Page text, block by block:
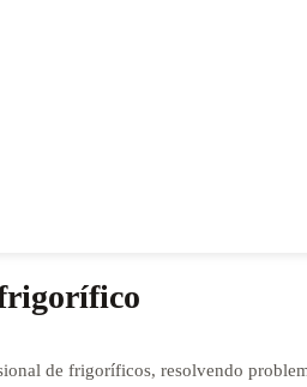
de frigoríficos, resolvendo